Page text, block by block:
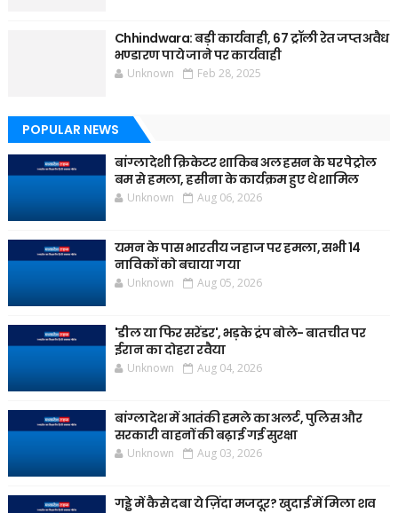
Chhindwara: बड़ी कार्यवाही, 67 ट्रॉली रेत जप्त अवैध
भण्डारण पाये जाने पर कार्यवाही
Unknown Feb 28, 2025
POPULAR NEWS
बांग्लादेशी क्रिकेटर शाकिब अल हसन के घर पेट्रोल
बम से हमला, हसीना के कार्यक्रम हुए थे शामिल
Unknown Aug 06, 2026
यमन के पास भारतीय जहाज पर हमला, सभी 14
नाविकों को बचाया गया
Unknown Aug 05, 2026
'डील या फिर सरेंडर', भड़के ट्रंप बोले- बातचीत पर
ईरान का दोहरा रवैया
Unknown Aug 04, 2026
बांग्लादेश में आतंकी हमले का अलर्ट, पुलिस और
सरकारी वाहनों की बढ़ाई गई सुरक्षा
Unknown Aug 03, 2026
गड्ढे में कैसे दबा ये ज़िंदा मजदूर? खुदाई में मिला शव